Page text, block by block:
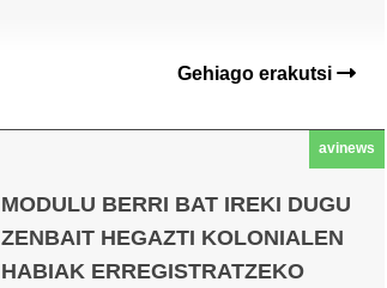
Gehiago erakutsi
avinews
MODULU BERRI BAT IREKI DUGU
ZENBAIT HEGAZTI KOLONIALEN
HABIAK ERREGISTRATZEKO